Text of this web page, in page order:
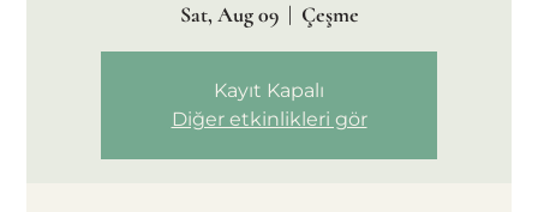
Sat, Aug 09
  |
Çeşme
Kayıt Kapalı
Diğer etkinlikleri gör